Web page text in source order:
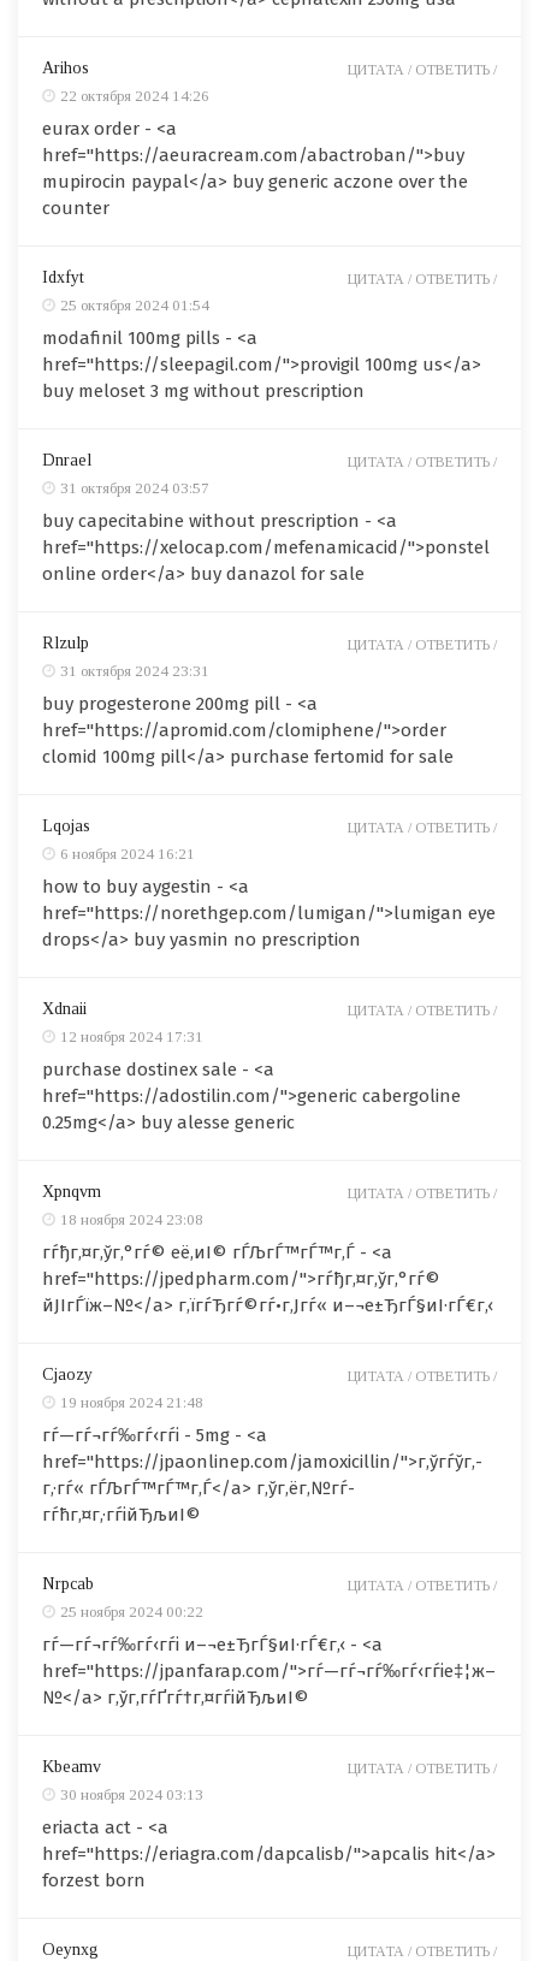
Arihos
22 октября 2024 14:26
eurax order - <a
href="https://aeuracream.com/abactroban/">buy
mupirocin paypal</a> buy generic aczone over the
counter
ЦИТАТА / ОТВЕТИТЬ /
Idxfyt
25 октября 2024 01:54
modafinil 100mg pills - <a
href="https://sleepagil.com/">provigil 100mg us</a>
buy meloset 3 mg without prescription
ЦИТАТА / ОТВЕТИТЬ /
Dnrael
31 октября 2024 03:57
buy capecitabine without prescription - <a
href="https://xelocap.com/mefenamicacid/">ponstel
online order</a> buy danazol for sale
ЦИТАТА / ОТВЕТИТЬ /
Rlzulp
31 октября 2024 23:31
buy progesterone 200mg pill - <a
href="https://apromid.com/clomiphene/">order
clomid 100mg pill</a> purchase fertomid for sale
ЦИТАТА / ОТВЕТИТЬ /
Lqojas
6 ноября 2024 16:21
how to buy aygestin - <a
href="https://norethgep.com/lumigan/">lumigan eye
drops</a> buy yasmin no prescription
ЦИТАТА / ОТВЕТИТЬ /
Xdnaii
12 ноября 2024 17:31
purchase dostinex sale - <a
href="https://adostilin.com/">generic cabergoline
0.25mg</a> buy alesse generic
ЦИТАТА / ОТВЕТИТЬ /
Xpnqvm
18 ноября 2024 23:08
гѓђг‚¤г‚ўг‚°гѓ© её‚иІ© гЃЉгЃ™гЃ™г‚Ѓ - <a
href="https://jpedpharm.com/">гѓђг‚¤г‚ўг‚°гѓ©
йЈІгЃїж–№</a> г‚їгѓЂгѓ©гѓ•г‚Јгѓ« и–¬е±ЂгЃ§иІ·гЃ€г‚‹
ЦИТАТА / ОТВЕТИТЬ /
Cjaozy
19 ноября 2024 21:48
гѓ—гѓ¬гѓ‰гѓ‹гѓі - 5mg - <a
href="https://jpaonlinep.com/jamoxicillin/">г‚ўгѓўг‚­
г‚·гѓ« гЃЉгЃ™гЃ™г‚Ѓ</a> г‚ўг‚ёг‚№гѓ­
гѓћг‚¤г‚·гѓійЂљиІ©
ЦИТАТА / ОТВЕТИТЬ /
Nrpcab
25 ноября 2024 00:22
гѓ—гѓ¬гѓ‰гѓ‹гѓі и–¬е±ЂгЃ§иІ·гЃ€г‚‹ - <a
href="https://jpanfarap.com/">гѓ—гѓ¬гѓ‰гѓ‹гѓіе‡¦ж–
№</a> г‚ўг‚­гѓҐгѓ†г‚¤гѓійЂљиІ©
ЦИТАТА / ОТВЕТИТЬ /
Kbeamv
30 ноября 2024 03:13
eriacta act - <a
href="https://eriagra.com/dapcalisb/">apcalis hit</a>
forzest born
ЦИТАТА / ОТВЕТИТЬ /
Oeynxg
ЦИТАТА / ОТВЕТИТЬ /